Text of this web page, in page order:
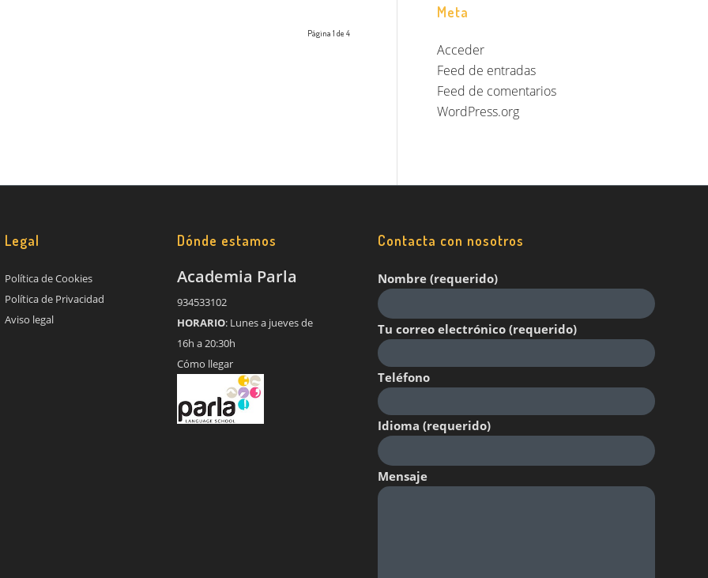
Página 1 de 4
Meta
Acceder
Feed de entradas
Feed de comentarios
WordPress.org
Legal
Política de Cookies
Política de Privacidad
Aviso legal
Dónde estamos
Academia Parla
934533102
HORARIO: Lunes a jueves de
16h a 20:30h
Cómo llegar
Contacta con nosotros
Nombre (requerido)
Tu correo electrónico (requerido)
Teléfono
Idioma (requerido)
Mensaje